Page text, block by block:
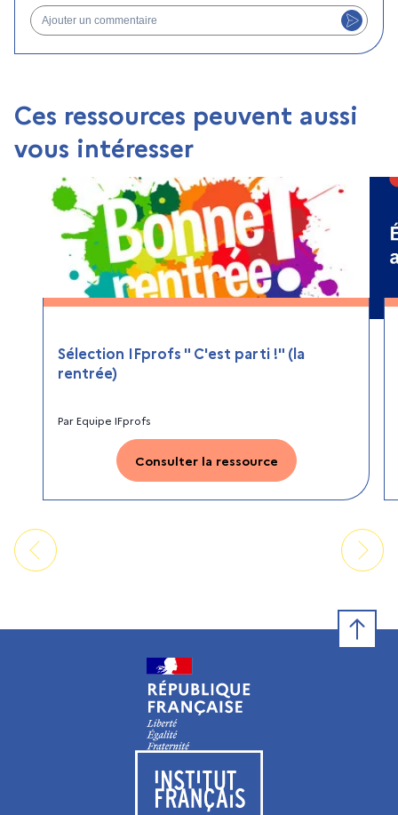
Ajouter un commentaire
Ces ressources peuvent aussi
vous intéresser
Sélection IFprofs " C'est parti !" (la
rentrée)
ParEquipe IFprofs
Consulter la ressource
Visiter le site de l’Institut français